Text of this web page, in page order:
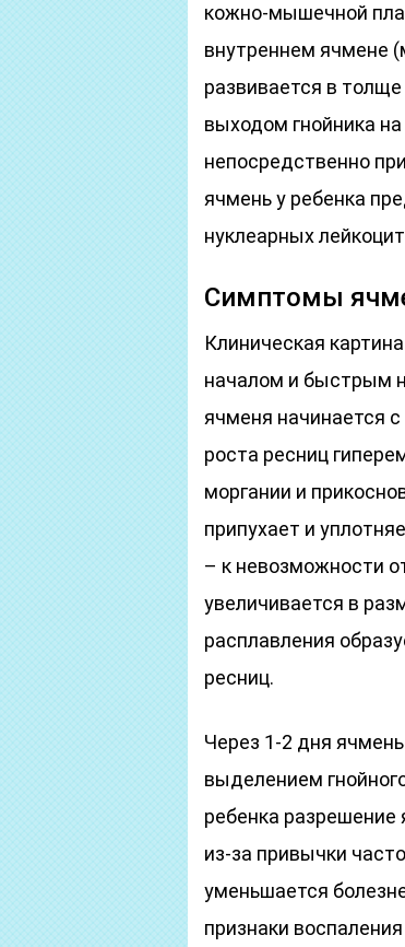
кожно-мышечной
внутреннем ячмене
развивается в
выходом гнойника
непосредственно
ячмень у ребенка
нуклеарных
Симптомы
Клиническая
началом и быстрым
ячменя начинается
роста ресниц
моргании и
припухает и
– к невозможности
увеличивается в
расплавления
ресниц.
Через 1-2 дня
выделением
ребенка
из-за привычки
уменьшается
признаки